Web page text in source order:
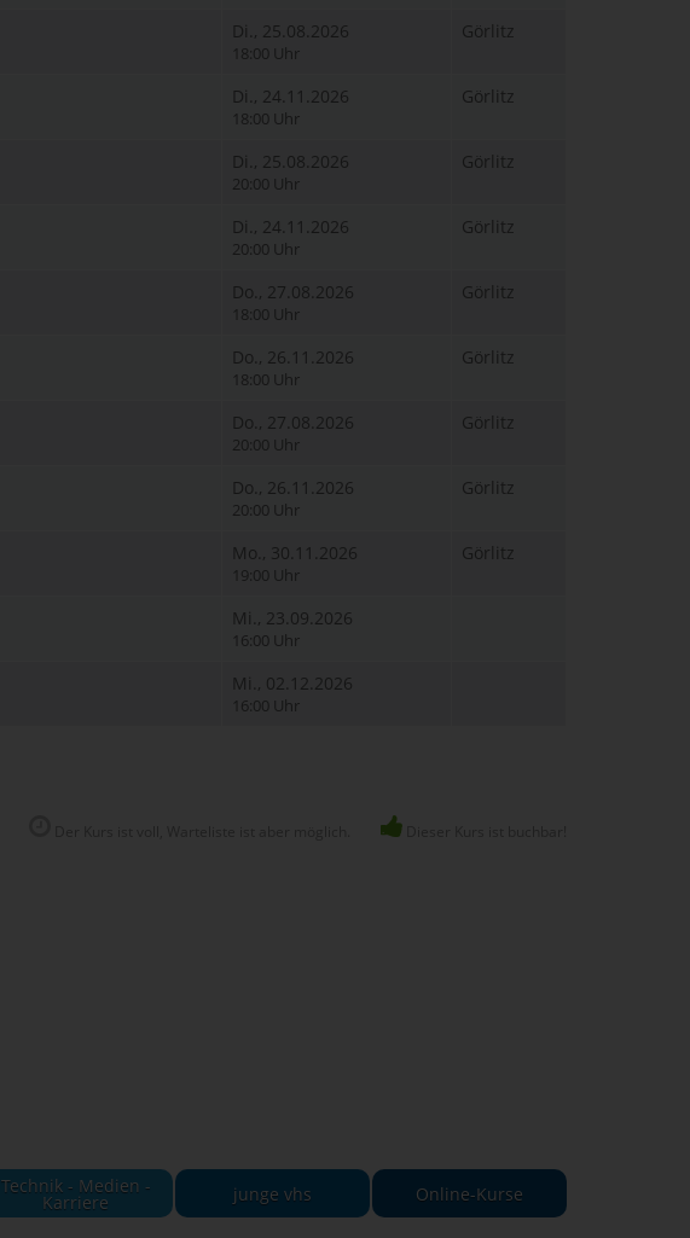
Di., 25.08.2026
18:00 Uhr
Görlitz
Di., 24.11.2026
18:00 Uhr
Görlitz
Di., 25.08.2026
20:00 Uhr
Görlitz
Di., 24.11.2026
20:00 Uhr
Görlitz
Do., 27.08.2026
18:00 Uhr
Görlitz
Do., 26.11.2026
18:00 Uhr
Görlitz
Do., 27.08.2026
20:00 Uhr
Görlitz
Do., 26.11.2026
20:00 Uhr
Görlitz
Mo., 30.11.2026
19:00 Uhr
Görlitz
Mi., 23.09.2026
16:00 Uhr
Mi., 02.12.2026
16:00 Uhr
Technik - Medien -
Karriere junge vhs Online-Kurse